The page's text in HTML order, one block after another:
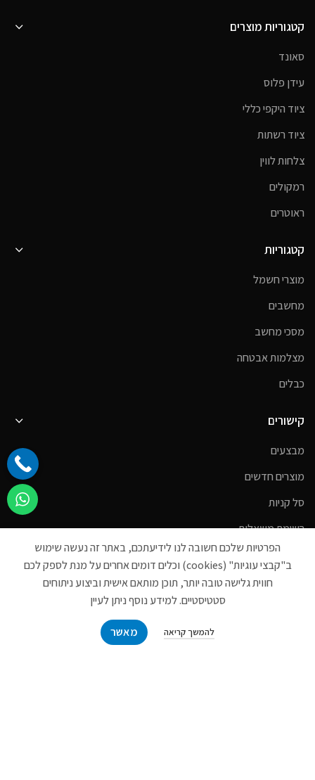
קטגוריות מוצרים
סאונד
עידן פלוס
ציוד היקפי כללי
ציוד רשתות
צלחות לווין
רמקולים
ראוטרים
קטגוריות
מוצרי חשמל
מחשבים
מסכי מחשב
מצלמות אבטחה
כבלים
קישורים
מבצעים
מוצרים חדשים
סל קניות
רשימת משאלות
הדרכות והסברים
צרו קשר
הפרטיות שלכם חשובה לנו לידיעתכם, באתר זה נעשה שימוש
ב"קבצי עוגיות" (cookies) וכלים דומים אחרים על מנת לספק לכם
חווית גלישה טובה יותר, תוכן מותאם אישית וביצוע ניתוחים
סטטיסטיים. למידע נוסף ניתן לעיין
להמשך קריאה מאשר